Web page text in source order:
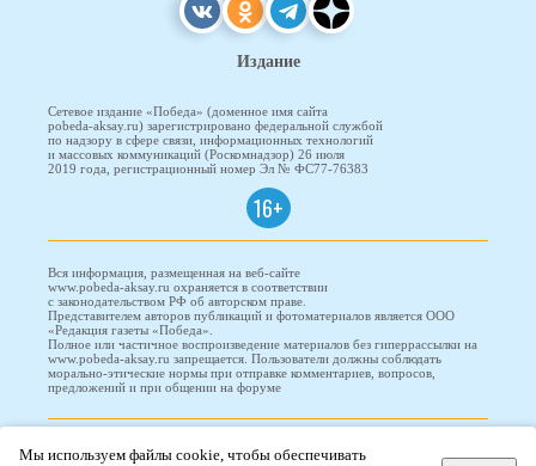
Издание
Сетевое издание «Победа» (доменное имя сайта
pobeda-aksay.ru) зарегистрировано федеральной службой
по надзору в сфере связи, информационных технологий
и массовых коммуникаций (Роскомнадзор) 26 июля
2019 года, регистрационный номер Эл № ФС77-76383
16+
Вся информация, размещенная на веб-сайте
www.pobeda-aksay.ru охраняется в соответствии
с законодательством РФ об авторском праве.
Представителем авторов публикаций и фотоматериалов является ООО
«Редакция газеты «Победа».
Полное или частичное воспроизведение материалов без гиперрассылки на
www.pobeda-aksay.ru запрещается. Пользователи должны соблюдать
морально-этические нормы при отправке комментариев, вопросов,
предложений и при общении на форуме
ПОБЕДА © 2010-2026
Мы используем файлы cookie, чтобы обеспечивать